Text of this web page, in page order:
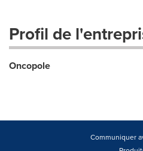
Profil de
Oncopole
Communiquer